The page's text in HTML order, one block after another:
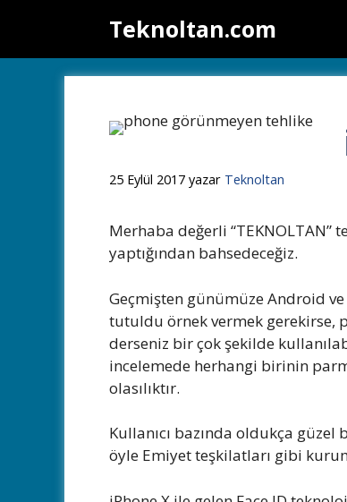
Teknoltan.com
25 Eylül 2017 yazar Teknoltan
Merhaba değerli
yaptığından bahsedeceğiz.
Geçmişten günümüze Android
tutuldu örnek vermek gerekirse,
derseniz bir çok şekilde
incelemede herhangi birinin
olasılıktır.
Kullanıcı bazında oldukça
öyle Emiyet teşkilatları gibi